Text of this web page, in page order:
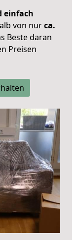
einfach
von nurca.
Beste daran
Preisen